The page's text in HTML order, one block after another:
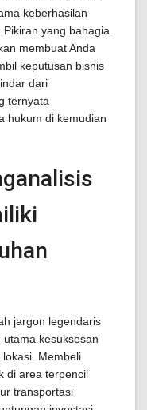
keberhasilan
yang bahagia
membuat Anda
keputusan bisnis
dari
ternyata
hukum di kemudian
jargon legendaris
kesuksesan
Membeli
di area terpencil
transportasi